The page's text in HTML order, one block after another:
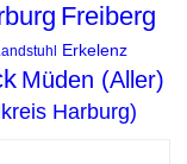
Freiberg
Erkelenz
Müden (Aller)
Harburg)